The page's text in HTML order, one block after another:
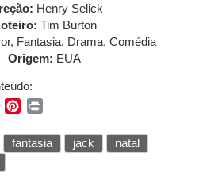
Henry Selick
Tim Burton
Fantasia, Drama, Comédia
Origem: EUA
WhatsApp
Pinterest
fantasia jack
natal